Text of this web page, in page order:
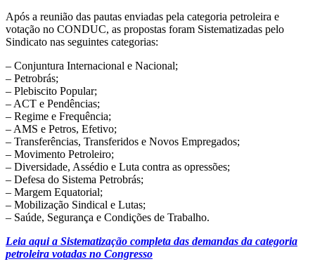
Após a reunião das pautas enviadas pela categoria petroleira e
votação no CONDUC, as propostas foram Sistematizadas pelo
Sindicato nas seguintes categorias:
– Conjuntura Internacional e Nacional;
– Petrobrás;
– Plebiscito Popular;
– ACT e Pendências;
– Regime e Frequência;
– AMS e Petros, Efetivo;
– Transferências, Transferidos e Novos Empregados;
– Movimento Petroleiro;
– Diversidade, Assédio e Luta contra as opressões;
– Defesa do Sistema Petrobrás;
– Margem Equatorial;
– Mobilização Sindical e Lutas;
– Saúde, Segurança e Condições de Trabalho.
Leia aqui a Sistematização completa das demandas da categoria
petroleira votadas no Congresso